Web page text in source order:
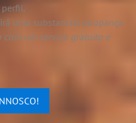
perfil.
uma substancial poupança
com um serviço gratuito e